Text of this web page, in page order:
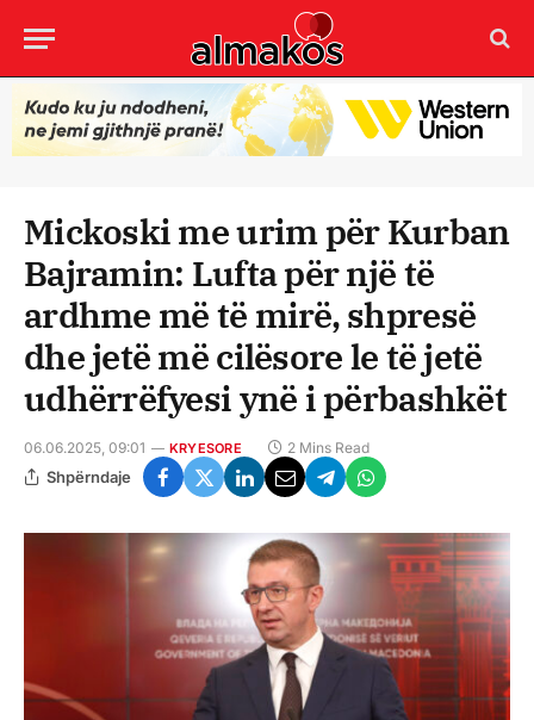
Mickoski me urim për Kurban
Bajramin: Lufta për një të
ardhme më të mirë, shpresë
dhe jetë më cilësore le të jetë
udhërrëfyesi ynë i përbashkët
06.06.2025, 09:01 KRYESORE 2 Mins Read
Shpërndaje